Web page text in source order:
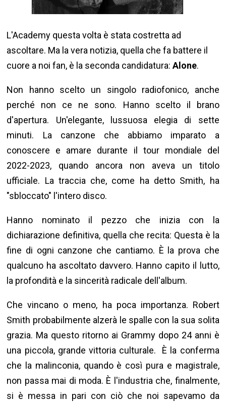
L'Academy questa volta è stata costretta ad
ascoltare. Ma la vera notizia, quella che fa battere il
cuore a noi fan, è la seconda candidatura:Alone.
Non hanno scelto un singolo radiofonico, anche
perché non ce ne sono. Hanno scelto il brano
d'apertura. Un'elegante, lussuosa elegia di sette
minuti. La canzone che abbiamo imparato a
conoscere e amare durante il tour mondiale del
2022-2023, quando ancora non aveva un titolo
ufficiale. La traccia che, come ha detto Smith, ha
"sbloccato" l'intero disco.
Hanno nominato il pezzo che inizia con la
dichiarazione definitiva, quella che recita: Questa è la
fine di ogni canzone che cantiamo. È la prova che
qualcuno ha ascoltato davvero. Hanno capito il lutto,
la profondità e la sincerità radicale dell'album.
Che vincano o meno, ha poca importanza. Robert
Smith probabilmente alzerà le spalle con la sua solita
grazia. Ma questo ritorno ai Grammy dopo 24 anni è
una piccola, grande vittoria culturale. È la conferma
che la malinconia, quando è così pura e magistrale,
non passa mai di moda. È l'industria che, finalmente,
si è messa in pari con ciò che noi sapevamo da